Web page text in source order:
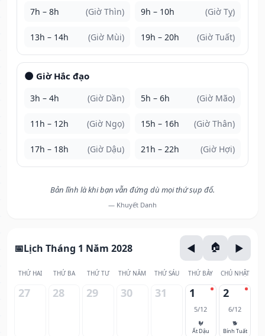
7h – 8h (Giờ Thìn) 9h – 10h (Giờ Tỵ)
13h – 14h (Giờ Mùi) 19h – 20h (Giờ Tuất)
🌑 Giờ Hắc đạo
3h – 4h (Giờ Dần) 5h – 6h (Giờ Mão)
11h – 12h (Giờ Ngọ) 15h – 16h (Giờ Thân)
17h – 18h (Giờ Dậu) 21h – 22h (Giờ Hợi)
Bản lĩnh là khi bạn vẫn đứng dù mọi thứ sụp đổ.
— Khuyết Danh
Lịch Tháng 1 Năm 2028
THỨ HAI THỨ BA THỨ TƯ THỨ NĂM THỨ SÁU THỨ BẢY CHỦ NHẬT
27 28 29 30 31 1
5/12
🐓
Ất Dậu
2
6/12
🐕
Bính Tuất